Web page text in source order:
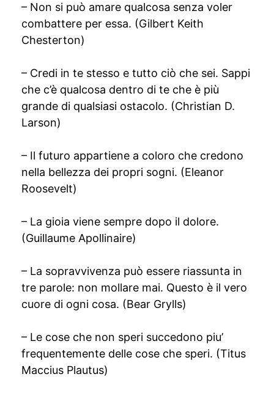
– Non si può amare qualcosa senza voler
combattere per essa. (Gilbert Keith
Chesterton)
– Credi in te stesso e tutto ciò che sei. Sappi
che c’è qualcosa dentro di te che è più
grande di qualsiasi ostacolo. (Christian D.
Larson)
– Il futuro appartiene a coloro che credono
nella bellezza dei propri sogni. (Eleanor
Roosevelt)
– La gioia viene sempre dopo il dolore.
(Guillaume Apollinaire)
– La sopravvivenza può essere riassunta in
tre parole: non mollare mai. Questo è il vero
cuore di ogni cosa. (Bear Grylls)
– Le cose che non speri succedono piu’
frequentemente delle cose che speri. (Titus
Maccius Plautus)